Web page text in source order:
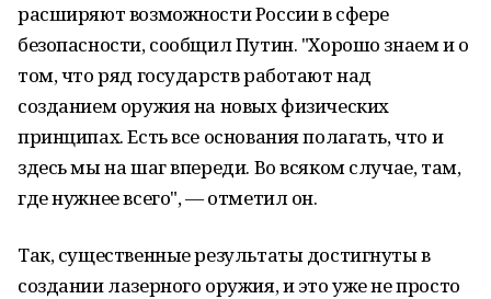
расширяют возможности России в сфере
безопасности, сообщил Путин. "Хорошо знаем и о
том, что ряд государств работают над
созданием оружия на новых физических
принципах. Есть все основания полагать, что и
здесь мы на шаг впереди. Во всяком случае, там,
где нужнее всего", — отметил он.
Так, существенные результаты достигнуты в
создании лазерного оружия, и это уже не просто